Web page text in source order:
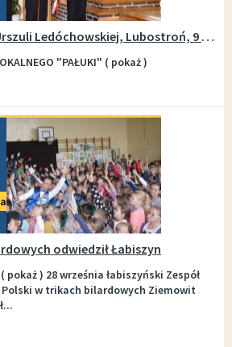
25-lecie parafii św. Urszuli Ledóchowskiej, Lubostroń, 9 X 2016
"PAŁUKI" ( pokaż )
odwiedził Łabiszyn
( pokaż ) 28 września łabiszyński Zespół
Polski w trikach bilardowych Ziemowit